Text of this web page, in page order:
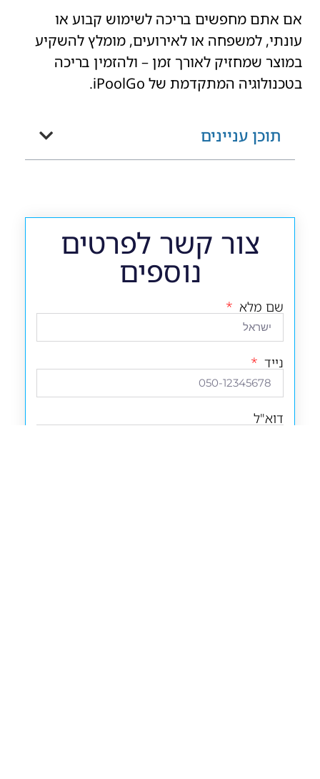
אם אתם מחפשים בריכה לשימוש קבוע או
עונתי, למשפחה או לאירועים, מומלץ להשקיע
במוצר שמחזיק לאורך זמן – ולהזמין בריכה
בטכנולוגיה המתקדמת של iPoolGo.
תוכן עניינים
צור קשר לפרטים
נוספים
שם מלא
נייד
דוא"ל